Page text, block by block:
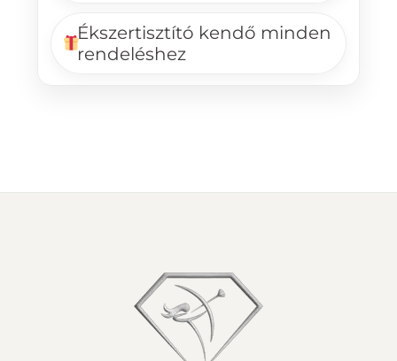
Ékszertisztító kendő minden
rendeléshez